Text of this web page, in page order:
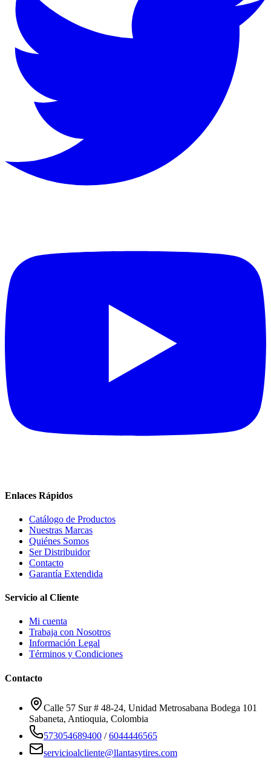
Enlaces Rápidos
Catálogo de Productos
Nuestras Marcas
Quiénes Somos
Ser Distribuidor
Contacto
Garantía Extendida
Servicio al Cliente
Mi cuenta
Trabaja con Nosotros
Información Legal
Términos y Condiciones
Contacto
Calle 57 Sur # 48-24, Unidad Metrosabana Bodega 101
Sabaneta, Antioquia, Colombia
573054689400 /6044446565
servicioalcliente@llantasytires.com